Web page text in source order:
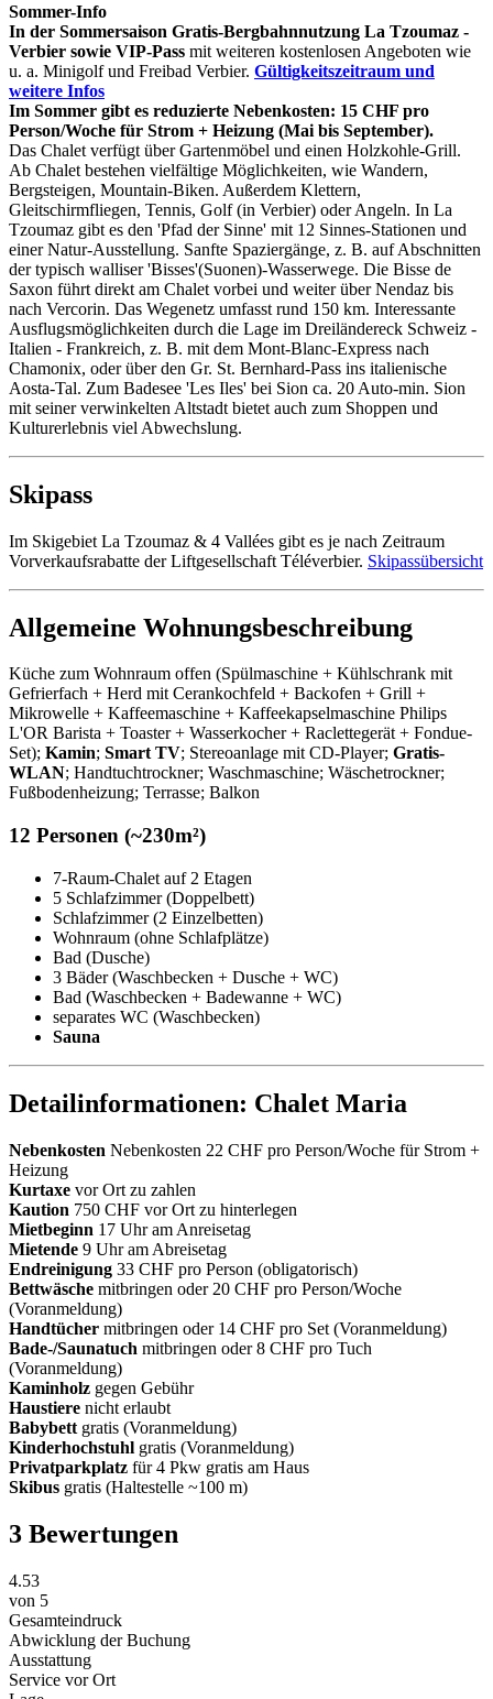
Sommer-Info
In der Sommersaison Gratis-Bergbahnnutzung La Tzoumaz -
Verbier sowie VIP-Pass mit weiteren kostenlosen Angeboten wie
u. a. Minigolf und Freibad Verbier. Gültigkeitszeitraum und
weitere Infos
Im Sommer gibt es reduzierte Nebenkosten: 15 CHF pro
Person/Woche für Strom + Heizung (Mai bis September).
Das Chalet verfügt über Gartenmöbel und einen Holzkohle-Grill.
Ab Chalet bestehen vielfältige Möglichkeiten, wie Wandern,
Bergsteigen, Mountain-Biken. Außerdem Klettern,
Gleitschirmfliegen, Tennis, Golf (in Verbier) oder Angeln. In La
Tzoumaz gibt es den 'Pfad der Sinne' mit 12 Sinnes-Stationen und
einer Natur-Ausstellung. Sanfte Spaziergänge, z. B. auf Abschnitten
der typisch walliser 'Bisses'(Suonen)-Wasserwege. Die Bisse de
Saxon führt direkt am Chalet vorbei und weiter über Nendaz bis
nach Vercorin. Das Wegenetz umfasst rund 150 km. Interessante
Ausflugsmöglichkeiten durch die Lage im Dreiländereck Schweiz -
Italien - Frankreich, z. B. mit dem Mont-Blanc-Express nach
Chamonix, oder über den Gr. St. Bernhard-Pass ins italienische
Aosta-Tal. Zum Badesee 'Les Iles' bei Sion ca. 20 Auto-min. Sion
mit seiner verwinkelten Altstadt bietet auch zum Shoppen und
Kulturerlebnis viel Abwechslung.
Skipass
Im Skigebiet La Tzoumaz & 4 Vallées gibt es je nach Zeitraum
Vorverkaufsrabatte der Liftgesellschaft Téléverbier. Skipassübersicht
Allgemeine Wohnungsbeschreibung
Küche zum Wohnraum offen (Spülmaschine + Kühlschrank mit
Gefrierfach + Herd mit Cerankochfeld + Backofen + Grill +
Mikrowelle + Kaffeemaschine + Kaffeekapselmaschine Philips
L'OR Barista + Toaster + Wasserkocher + Raclettegerät + Fondue-
Set); Kamin; Smart TV; Stereoanlage mit CD-Player; Gratis-
WLAN; Handtuchtrockner; Waschmaschine; Wäschetrockner;
Fußbodenheizung; Terrasse; Balkon
12 Personen (~230m²)
7-Raum-Chalet auf 2 Etagen
5 Schlafzimmer (Doppelbett)
Schlafzimmer (2 Einzelbetten)
Wohnraum (ohne Schlafplätze)
Bad (Dusche)
3 Bäder (Waschbecken + Dusche + WC)
Bad (Waschbecken + Badewanne + WC)
separates WC (Waschbecken)
Sauna
Detailinformationen: Chalet Maria
Nebenkosten Nebenkosten 22 CHF pro Person/Woche für Strom +
Heizung
Kurtaxe vor Ort zu zahlen
Kaution 750 CHF vor Ort zu hinterlegen
Mietbeginn 17 Uhr am Anreisetag
Mietende 9 Uhr am Abreisetag
Endreinigung 33 CHF pro Person (obligatorisch)
Bettwäsche mitbringen oder 20 CHF pro Person/Woche
(Voranmeldung)
Handtücher mitbringen oder 14 CHF pro Set (Voranmeldung)
Bade-/Saunatuch mitbringen oder 8 CHF pro Tuch
(Voranmeldung)
Kaminholz gegen Gebühr
Haustiere nicht erlaubt
Babybett gratis (Voranmeldung)
Kinderhochstuhl gratis (Voranmeldung)
Privatparkplatz für 4 Pkw gratis am Haus
Skibus gratis (Haltestelle ~100 m)
3 Bewertungen
4.53
von 5
Gesamteindruck
Abwicklung der Buchung
Ausstattung
Service vor Ort